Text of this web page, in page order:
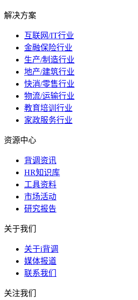
解决方案
互联网/IT行业
金融保险行业
生产/制造行业
地产/建筑行业
快消/零售行业
物流/运输行业
教育培训行业
家政服务行业
资源中心
背调资讯
HR知识库
工具资料
市场活动
研究报告
关于我们
关于i背调
媒体报道
联系我们
关注我们